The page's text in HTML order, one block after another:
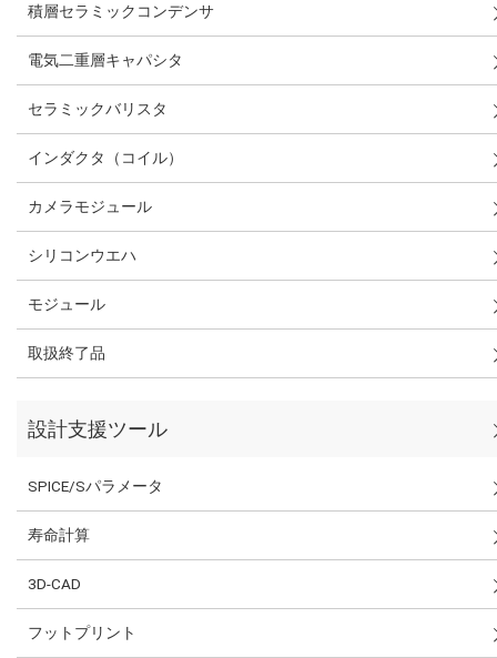
積層セラミックコンデンサ
電気二重層キャパシタ
セラミックバリスタ
インダクタ（コイル）
カメラモジュール
シリコンウエハ
モジュール
取扱終了品
設計支援ツール
SPICE/Sパラメータ
寿命計算
3D-CAD
フットプリント